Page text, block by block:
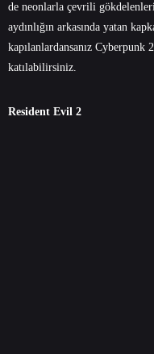
de neonlarla çevrili
aydınlığın arkasında yatan
kapılanlardansanız Cyberpunk
katılabilirsiniz.
Resident Evil 2